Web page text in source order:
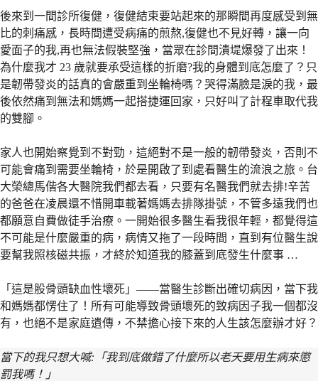
後來到一間診所復健，復健結束要站起來的那瞬間再度感受到無
比的刺痛感，長時間遭受病痛的煎熬,復健也不見好轉，讓一向
愛面子的我,再也無法假裝堅強，當眾在診間潰堤爆發了出來！
為什麼我才 23 歲就要承受這樣的折磨?我的身體到底怎麼了？只
是韌帶發炎的話真的會嚴重到坐輪椅嗎？哭得滿臉是淚的我，最
後依然痛到無法和媽媽一起搭捷運回家，只好叫了計程車取代我
的雙腳。
家人也開始察覺到不對勁，這絕對不是一般的韌帶發炎，否則不
可能會痛到需要坐輪椅，於是開啟了到處看醫生的流浪之旅。台
大榮總馬偕各大醫院我們都去看，只要有名醫我們就去排!辛苦
的爸爸在凌晨還不惜開車載著媽媽去排隊掛號，不管多遠我們也
都願意自費做徒手治療。一開始很多醫生看我很年輕，都覺得這
不可能是什麼嚴重的病，病情又拖了一段時間，直到有位醫生說
要幫我照核磁共振，才終於知道我的膝蓋到底發生什麼事 …
「這是股骨頭缺血性壞死」——當醫生診斷出確切病因，當下我
和媽媽都愣住了！所有可能導致骨頭壞死的致病因子我一個都沒
有，也絕不是家庭遺傳，不禁擔心接下來的人生該怎麼辦才好？
當下的我只想大喊:「我到底做錯了什麼所以老天要用生病來懲
罰我嗎！」